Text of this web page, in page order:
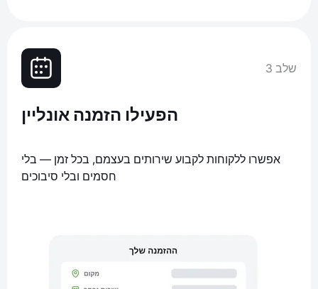
שלב 3
הפעילו הזמנה אונליין
אפשרו ללקוחות לקבוע שירותים בעצמם, בכל זמן — בלי
חסמים ובלי סיבוכים